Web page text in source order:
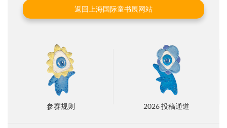
返回上海国际童书展网站
参赛规则 2026 投稿通道